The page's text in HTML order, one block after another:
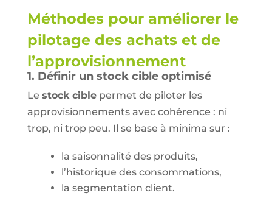
Méthodes pour améliorer le
pilotage des achats et de
l’approvisionnement
1. Définir un stock cible optimisé
Le stock ciblepermet de piloter les
approvisionnements avec cohérence : ni
trop, ni trop peu. Il se base à minima sur :
la saisonnalité des produits,
l’historique des consommations,
la segmentation client.